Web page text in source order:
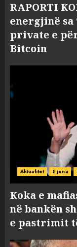
RAPORTI
energjinë sa
private e
Bitcoin
Aktualitet E jona
Koka e
në bankën
e pastrimit